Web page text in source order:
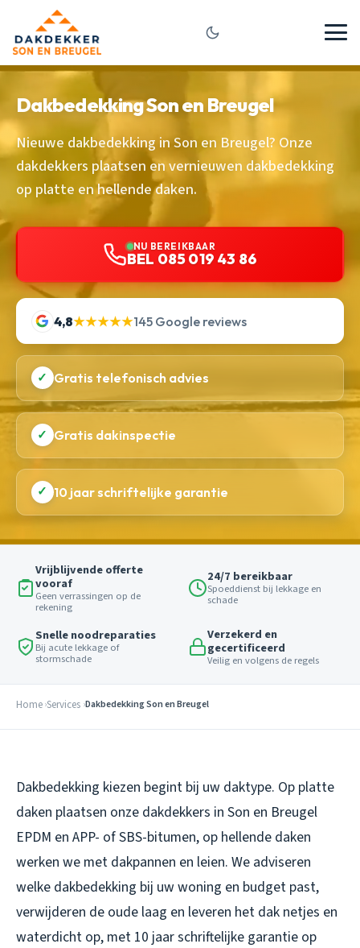
Dakbedekking Son en Breugel
Nieuwe dakbedekking in Son en Breugel? Onze
dakdekkers plaatsen en vernieuwen dakbedekking
op platte en hellende daken.
NU BEREIKBAAR
BEL 085 019 43 86
4,8★★★★★145 Google reviews
✓ Gratis telefonisch advies
✓ Gratis dakinspectie
✓ 10 jaar schriftelijke garantie
Vrijblijvende offerte
vooraf
Geen verrassingen op de
rekening
24/7 bereikbaar
Spoeddienst bij lekkage en
schade
Snelle noodreparaties
Bij acute lekkage of
stormschade
Verzekerd en
gecertificeerd
Veilig en volgens de regels
Home Services Dakbedekking Son en Breugel
Dakbedekking kiezen begint bij uw daktype. Op platte
daken plaatsen onze dakdekkers in Son en Breugel
EPDM en APP- of SBS-bitumen, op hellende daken
werken we met dakpannen en leien. We adviseren
welke dakbedekking bij uw woning en budget past,
verwijderen de oude laag en leveren het dak netjes en
waterdicht op, met 10 jaar schriftelijke garantie op